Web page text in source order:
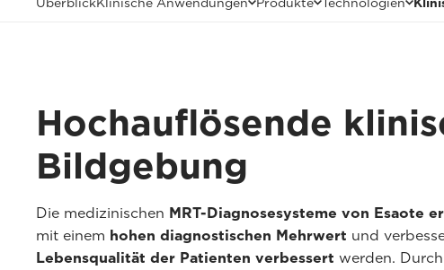
Hochauflösende
Bildgebung
Die medizinischen MRT-Diagnosesysteme von Esaote
mit einem hohen diagnostischen Mehrwert und
Lebensqualität der Patienten verbessert werden.